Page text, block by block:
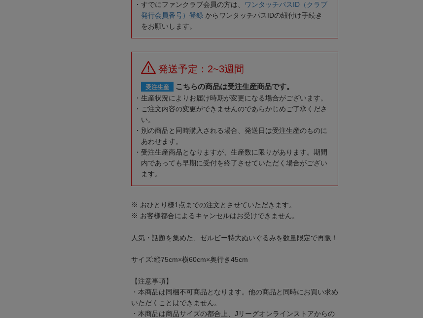
すでにファンクラブ会員の方は、
ワンタッチパスID（クラブ
発行会員番号）登録 からワンタッチパスIDの紐付け手続き
をお願いします。
発送予定：2~3週間
受注生産 こちらの商品は受注生産商品です。
生産状況によりお届け時期が変更になる場合がございます。
ご注文内容の変更ができませんのであらかじめご了承くださ
い。
別の商品と同時購入される場合、発送日は受注生産のものに
あわせます。
受注生産商品となりますが、生産数に限りがあります。期間
内であっても早期に受付を終了させていただく場合がござい
ます。
※ おひとり様1点までの注文とさせていただきます。
※ お客様都合によるキャンセルはお受けできません。
人気・話題を集めた、ゼルビー特大ぬいぐるみを数量限定で再販！
サイズ:縦75cm×横60cm×奥行き45cm
【注意事項】
・本商品は同梱不可商品となります。他の商品と同時にお買い求め
いただくことはできません。
・本商品は商品サイズの都合上、Jリーグオンラインストアからの